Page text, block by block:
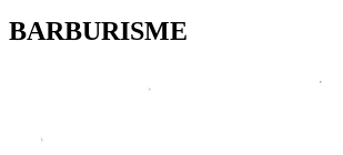
BARBURISME